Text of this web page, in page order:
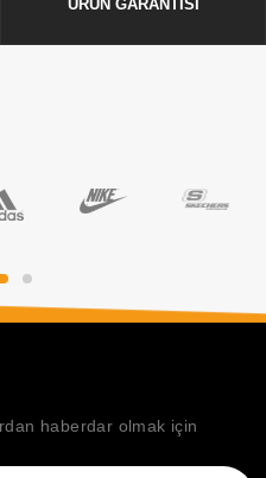
ÜRÜN GARANTİSİ
haberdar olmak için